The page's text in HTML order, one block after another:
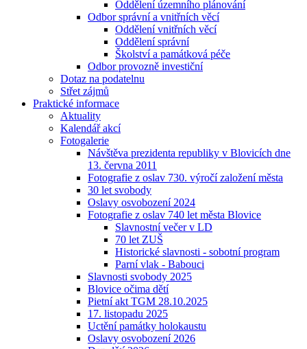
Oddělení územního plánování
Odbor správní a vnitřních věcí
Oddělení vnitřních věcí
Oddělení správní
Školství a památková péče
Odbor provozně investiční
Dotaz na podatelnu
Střet zájmů
Praktické informace
Aktuality
Kalendář akcí
Fotogalerie
Návštěva prezidenta republiky v Blovicích dne
13. června 2011
Fotografie z oslav 730. výročí založení města
30 let svobody
Oslavy osvobození 2024
Fotografie z oslav 740 let města Blovice
Slavnostní večer v LD
70 let ZUŠ
Historické slavnosti - sobotní program
Parní vlak - Babouci
Slavnosti svobody 2025
Blovice očima dětí
Pietní akt TGM 28.10.2025
17. listopadu 2025
Uctění památky holokaustu
Oslavy osvobození 2026